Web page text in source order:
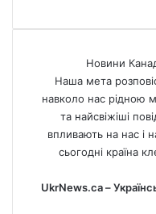
Новини
Наша мета
навколо нас рідною
та найсвіжіші
впливають на нас і
сьогодні країна
UkrNews.ca –